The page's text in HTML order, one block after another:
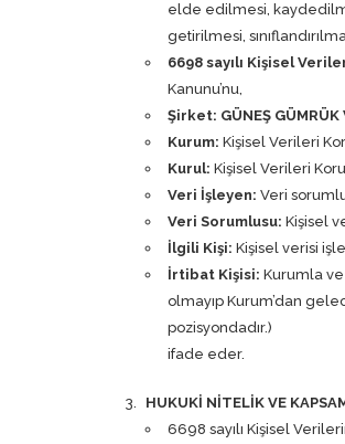
elde edilmesi,
getirilmesi,
6698 sayılı Kişisel
Kanunu’nu,
Şirket: GÜNEŞ GÜMRÜK
Kurum: Kişisel Verileri
Kurul: Kişisel Verileri
Veri İşleyen: Veri
Veri Sorumlusu: Kişisel
İlgili Kişi: Kişisel verisi
İrtibat Kişisi: Kurumla ve
olmayıp Kurum’dan
pozisyondadır.)
ifade eder.
HUKUKİ NİTELİK VE
6698 sayılı Kişisel